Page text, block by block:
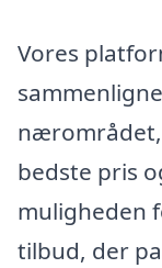
Vores
nærområdet,
bedste pris
muligheden
tilbud, der